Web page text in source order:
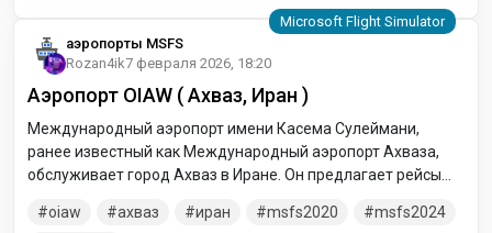
аэропорты MSFS
Rozan4ik7 февраля 2026, 18:20
Аэропорт OIAW ( Ахваз, Иран )
Международный аэропорт имени Касема Сулеймани,
ранее известный как Международный аэропорт Ахваза,
обслуживает город Ахваз в Иране. Он предлагает рейсы
международным направлениям, таким как Дубай, Кувейт,
oiaw ахваз иран msfs2020
msfs2024